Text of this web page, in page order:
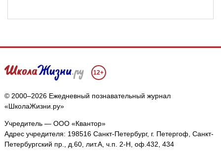
12+
© 2000–2026 Ежедневный познавательный журнал
«ШколаЖизни.ру»
Учредитель — ООО «Квантор»
Адрес учредителя: 198516 Санкт-Петербург, г. Петергоф, Санкт-
Петербургский пр., д.60, лит.А, ч.п. 2-Н, оф.432, 434